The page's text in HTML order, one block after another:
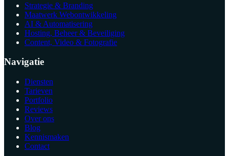
Strategie & Branding
Maatwerk Webontwikkeling
AI & Automatisering
Hosting, Beheer & Beveiliging
Content, Video & Fotografie
Navigatie
Diensten
Tarieven
Portfolio
Reviews
Over ons
Blog
Kennismaken
Contact